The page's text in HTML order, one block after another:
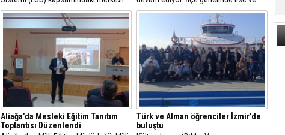
sınav tarihini açıkladı.
üniversite sınavlarına girecek olan 8 ve
12. sınıflara tam 10 bin adet dijital
eğitim paketi dağıtıldı.
Aliağa’da Mesleki Eğitim Tanıtım
Toplantısı Düzenlendi
Türk ve Alman öğrenciler İzmir’de
buluştu